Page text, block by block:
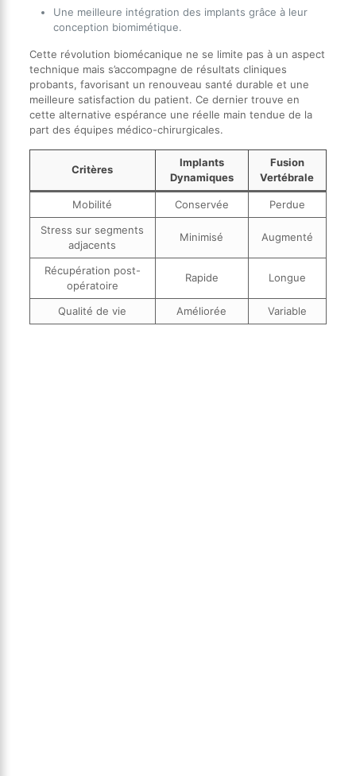
Une meilleure intégration des implants grâce à leur
conception biomimétique.
Cette révolution biomécanique ne se limite pas à un aspect
technique mais s’accompagne de résultats cliniques
probants, favorisant un renouveau santé durable et une
meilleure satisfaction du patient. Ce dernier trouve en
cette alternative espérance une réelle main tendue de la
part des équipes médico-chirurgicales.
Critères
Implants
Dynamiques
Fusion
Vertébrale
Mobilité Conservée
Perdue
Stress sur segments
adjacents
Minimisé Augmenté
Récupération post-
opératoire
Rapide Longue
Qualité de vie Améliorée Variable